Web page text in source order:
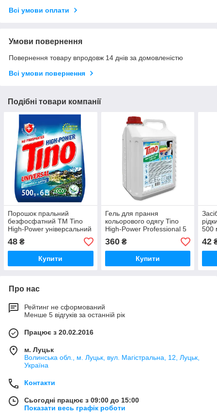
Всі умови оплати
Умови повернення
Повернення товару впродовж 14 днів за домовленістю
Всі умови повернення
Подібні товари компанії
Порошок пральний
безфосфатний ТМ Tino
High-Power універсальний
Mountain spring 500 г
48 ₴
Купити
Гель для прання
кольорового одягу Tino
High-Power Professional 5
л
360₴
Купити
500
42
Про нас
Рейтинг не сформований
Менше 5 відгуків за останній рік
Працює з 20.02.2016
м. Луцьк
Волинська обл., м. Луцьк, вул. Магістральна, 12, Луцьк,
Україна
Контакти
Сьогодні працює з 09:00 до 15:00
Показати весь графік роботи